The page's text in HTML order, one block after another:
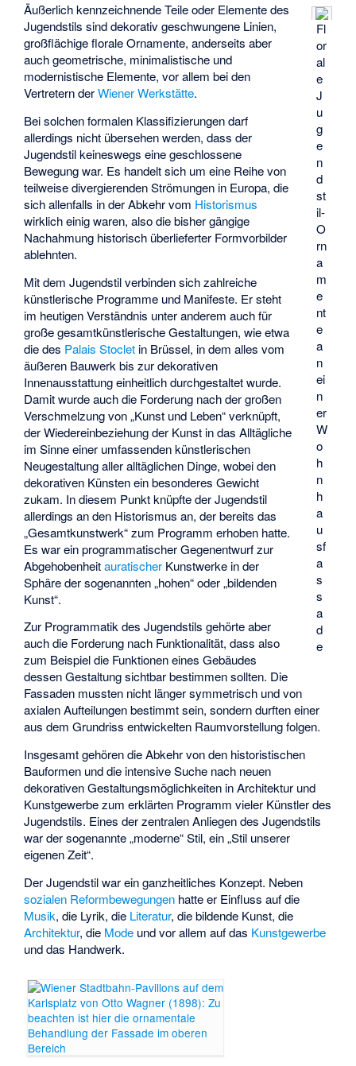
Fl
or
al
e
J
u
g
e
n
d
st
il-
O
rn
a
m
e
nt
e
a
n
ei
n
er
W
o
h
n
h
a
u
sf
a
s
s
a
d
e
Äußerlich kennzeichnende Teile oder Elemente des
Jugendstils sind dekorativ geschwungene Linien,
großflächige florale Ornamente, anderseits aber
auch geometrische, minimalistische und
modernistische Elemente, vor allem bei den
Vertretern derWiener Werkstätte.
Bei solchen formalen Klassifizierungen darf
allerdings nicht übersehen werden, dass der
Jugendstil keineswegs eine geschlossene
Bewegung war. Es handelt sich um eine Reihe von
teilweise divergierenden Strömungen in Europa, die
sich allenfalls in der Abkehr vom Historismus
wirklich einig waren, also die bisher gängige
Nachahmung historisch überlieferter Formvorbilder
ablehnten.
Mit dem Jugendstil verbinden sich zahlreiche
künstlerische Programme und Manifeste. Er steht
im heutigen Verständnis unter anderem auch für
große gesamtkünstlerische Gestaltungen, wie etwa
die des Palais Stoclet in Brüssel, in dem alles vom
äußeren Bauwerk bis zur dekorativen
Innenausstattung einheitlich durchgestaltet wurde.
Damit wurde auch die Forderung nach der großen
Verschmelzung von „Kunst und Leben“ verknüpft,
der Wiedereinbeziehung der Kunst in das Alltägliche
im Sinne einer umfassenden künstlerischen
Neugestaltung aller alltäglichen Dinge, wobei den
dekorativen Künsten ein besonderes Gewicht
zukam. In diesem Punkt knüpfte der Jugendstil
allerdings an den Historismus an, der bereits das
„Gesamtkunstwerk“ zum Programm erhoben hatte.
Es war ein programmatischer Gegenentwurf zur
Abgehobenheitauratischer Kunstwerke in der
Sphäre der sogenannten „hohen“ oder „bildenden
Kunst“.
Zur Programmatik des Jugendstils gehörte aber
auch die Forderung nach Funktionalität, dass also
zum Beispiel die Funktionen eines Gebäudes
dessen Gestaltung sichtbar bestimmen sollten. Die
Fassaden mussten nicht länger symmetrisch und von
axialen Aufteilungen bestimmt sein, sondern durften einer
aus dem Grundriss entwickelten Raumvorstellung folgen.
Insgesamt gehören die Abkehr von den historistischen
Bauformen und die intensive Suche nach neuen
dekorativen Gestaltungsmöglichkeiten in Architektur und
Kunstgewerbe zum erklärten Programm vieler Künstler des
Jugendstils. Eines der zentralen Anliegen des Jugendstils
war der sogenannte „moderne“ Stil, ein „Stil unserer
eigenen Zeit“.
Der Jugendstil war ein ganzheitliches Konzept. Neben
sozialen Reformbewegungen hatte er Einfluss auf die
Musik, die Lyrik, die Literatur, diebildende Kunst, die
Architektur, die Mode und vor allem auf das Kunstgewerbe
und das Handwerk.